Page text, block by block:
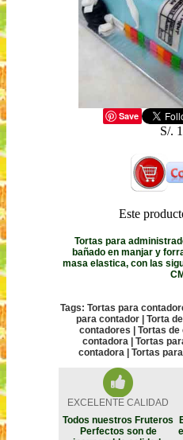
Save
S/.
Este
Tortas para
bañado en manjar y
masa elastica, con las
CM
Tags: Tortas para
para contador | Torta
contadores | Tortas
contadora | Tortas
contadora | Tortas
EXCELENTE CALIDAD
Todos nuestros Fruteros
Perfectos son de